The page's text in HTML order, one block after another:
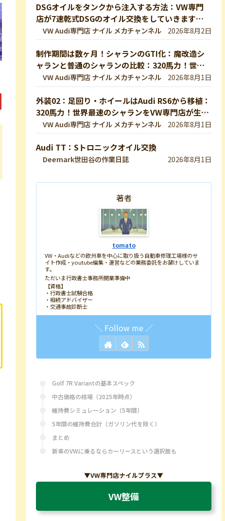
DSGオイルをタンクから注入する方法：VW専門
店が7速乾式DSGのオイル交換をしていきます！
DQ200【VW修理】
VW Audi専門店 ナイル メカチャンネル 2026年8月2日
制作期間は数ヶ月！シャランのGTI化：魔改造シ
ャランと普通のシャランの比較：320馬力！世界
最速のシャランをVW専門店が生み出したので紹
介します！ 【VW修理】
VW Audi専門店 ナイル メカチャンネル 2026年8月1日
外装02：足回り・ホイールはAudi RS6から移植：
320馬力！世界最速のシャランをVW専門店が生み
出したので紹介します！
VW Audi専門店 ナイル メカチャンネル 2026年8月1日
Audi TT：Sトロニックオイル交換
Deemark世田谷の作業日誌 2026年8月1日
著者
tomato
VW・Audiなどの欧州車を中心に取り扱う自動車修理工場様のサ
イト作成・youtube編集・運営などの業務委託をお請けしていま
す。
ただいま行政書士事務所開業準備中
【資格】
・行政書士試験合格
・相続アドバイザー
・交通事故診断士
Golf 7R Variantの基本スペック
中古価格の相場（2025年時点）
維持費シミュレーション（5年間）
5年間の維持費合計（ガソリン代を除く）
まとめ
新車のVWに乗るならカーリースという選択肢も
▼VW専門店ナイルプラス▼
VW整備